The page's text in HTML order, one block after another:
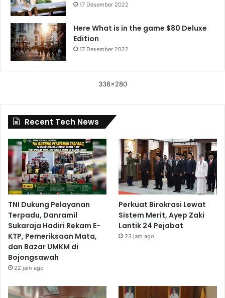
17 Desember 2022
Here What is in the game $80 Deluxe
Edition
17 Desember 2022
336x280
Recent Tech News
TNI Dukung Pelayanan
Terpadu, Danramil
Sukaraja Hadiri Rekam E-
KTP, Pemeriksaan Mata,
dan Bazar UMKM di
Bojongsawah
22 jam ago
Perkuat Birokrasi Lewat
Sistem Merit, Ayep Zaki
Lantik 24 Pejabat
23 jam ago